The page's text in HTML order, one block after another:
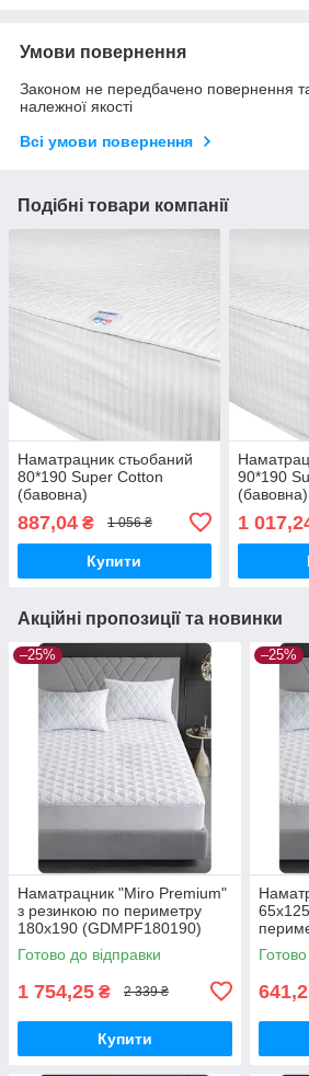
Умови повернення
Законом не передбачено повернення
належної якості
Всі умови повернення
Подібні товари компанії
Наматрацник стьобаний
80*190 Super Cotton
(бавовна)
887,04 ₴ 1 056 ₴
Купити
90*190
(бавовна)
1
Акційні пропозиції та новинки
–25%
Наматрацник "Miro Premium"
з резинкою по периметру
180x190 (GDMPF180190)
Готово до відправки
1 754,25 ₴ 2 339 ₴
Купити
–25%